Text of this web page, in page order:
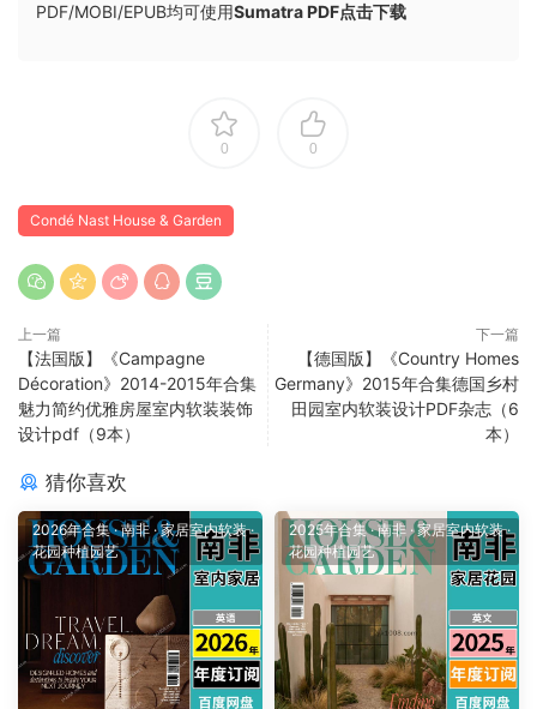
PDF/MOBI/EPUB均可使用Sumatra PDF点击下载
0 0
Condé Nast House & Garden
上一篇
【法国版】《Campagne
Décoration》2014-2015年合集
魅力简约优雅房屋室内软装装饰
设计pdf（9本）
下一篇
【德国版】《Country Homes
Germany》2015年合集德国乡村
田园室内软装设计PDF杂志（6
本）
猜你喜欢
2026年合集·南非 ·家居室内软装·
花园种植园艺
2025年合集·南非 ·家居室内软装·
花园种植园艺